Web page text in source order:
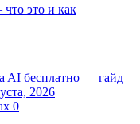
AI бесплатно — гайд
2026
0